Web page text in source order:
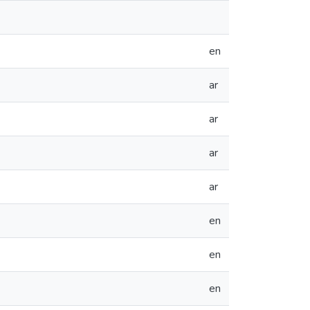
en
ar
ar
ar
ar
en
en
en